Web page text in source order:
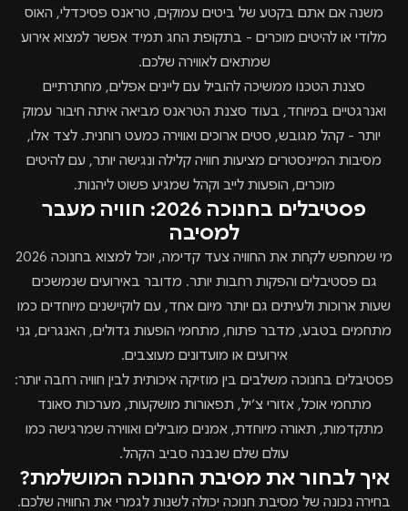
משנה אם אתם בקטע של ביטים עמוקים, טראנס פסיכדלי, האוס
מלודי או להיטים מוכרים - בתקופת החג תמיד אפשר למצוא אירוע
שמתאים לאווירה שלכם.
סצנת הטכנו ממשיכה להוביל עם ליינים אפלים, מחתרתיים
ואנרגטיים במיוחד, בעוד סצנת הטראנס מביאה איתה חיבור עמוק
יותר - קהל מגובש, סטים ארוכים ואווירה כמעט רוחנית. לצד אלו,
מסיבות המיינסטרים מציעות חוויה קלילה ונגישה יותר, עם להיטים
מוכרים, הופעות לייב וקהל שמגיע פשוט ליהנות.
פסטיבלים בחנוכה 2026: חוויה מעבר
למסיבה
מי שמחפש לקחת את החוויה צעד קדימה, יוכל למצוא בחנוכה 2026
גם פסטיבלים והפקות רחבות יותר. מדובר באירועים שנמשכים
שעות ארוכות ולעיתים גם יותר מיום אחד, עם לוקיישנים מיוחדים כמו
מתחמים בטבע, מדבר פתוח, מתחמי הופעות גדולים, האנגרים, גני
אירועים או מועדונים מעוצבים.
פסטיבלים בחנוכה משלבים בין מוזיקה איכותית לבין חוויה רחבה יותר:
מתחמי אוכל, אזורי צ׳יל, תפאורות מושקעות, מערכות סאונד
מתקדמות, תאורה מיוחדת, אמנים מובילים ואווירה שמרגישה כמו
עולם שלם שנבנה סביב הקהל.
איך לבחור את מסיבת החנוכה המושלמת?
בחירה נכונה של מסיבת חנוכה יכולה לשנות לגמרי את החוויה שלכם.